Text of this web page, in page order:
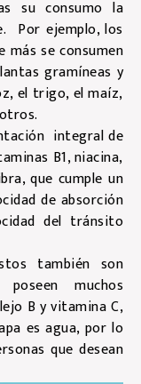
su consumo la
Por ejemplo, los
más se consumen
gramíneas y
el trigo, el maíz,
integral de
B1, niacina,
que cumple un
de absorción
del tránsito
también son
muchos
B y vitamina C,
es agua, por lo
que desean